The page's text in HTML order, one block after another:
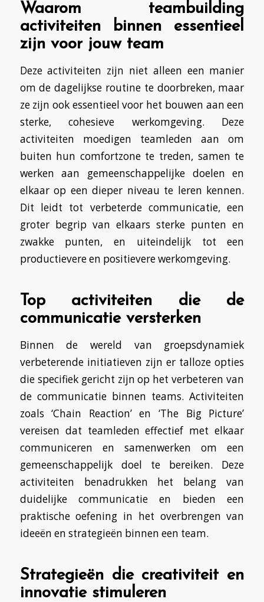
Waarom teambuilding
activiteiten binnen essentieel
zijn voor jouw team
Deze activiteiten zijn niet alleen een manier
om de dagelijkse routine te doorbreken, maar
ze zijn ook essentieel voor het bouwen aan een
sterke, cohesieve werkomgeving. Deze
activiteiten moedigen teamleden aan om
buiten hun comfortzone te treden, samen te
werken aan gemeenschappelijke doelen en
elkaar op een dieper niveau te leren kennen.
Dit leidt tot verbeterde communicatie, een
groter begrip van elkaars sterke punten en
zwakke punten, en uiteindelijk tot een
productievere en positievere werkomgeving.
Top activiteiten die de
communicatie versterken
Binnen de wereld van groepsdynamiek
verbeterende initiatieven zijn er talloze opties
die specifiek gericht zijn op het verbeteren van
de communicatie binnen teams. Activiteiten
zoals ‘Chain Reaction’ en ‘The Big Picture’
vereisen dat teamleden effectief met elkaar
communiceren en samenwerken om een
gemeenschappelijk doel te bereiken. Deze
activiteiten benadrukken het belang van
duidelijke communicatie en bieden een
praktische oefening in het overbrengen van
ideeën en strategieën binnen een team.
Strategieën die creativiteit en
innovatie stimuleren